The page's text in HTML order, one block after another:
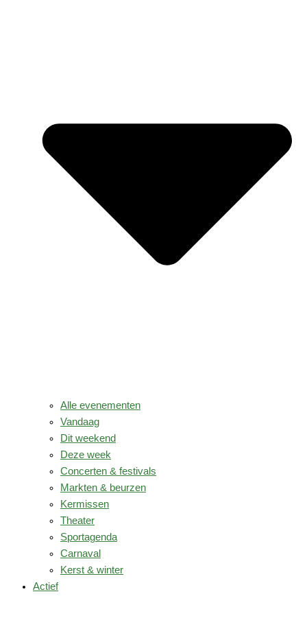
Alle evenementen
Vandaag
Dit weekend
Deze week
Concerten & festivals
Markten & beurzen
Kermissen
Theater
Sportagenda
Carnaval
Kerst & winter
Actief